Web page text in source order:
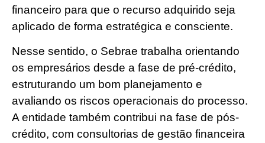
financeiro para que o recurso adquirido seja
aplicado de forma estratégica e consciente.
Nesse sentido, o Sebrae trabalha orientando
os empresários desde a fase de pré-crédito,
estruturando um bom planejamento e
avaliando os riscos operacionais do processo.
A entidade também contribui na fase de pós-
crédito, com consultorias de gestão financeira